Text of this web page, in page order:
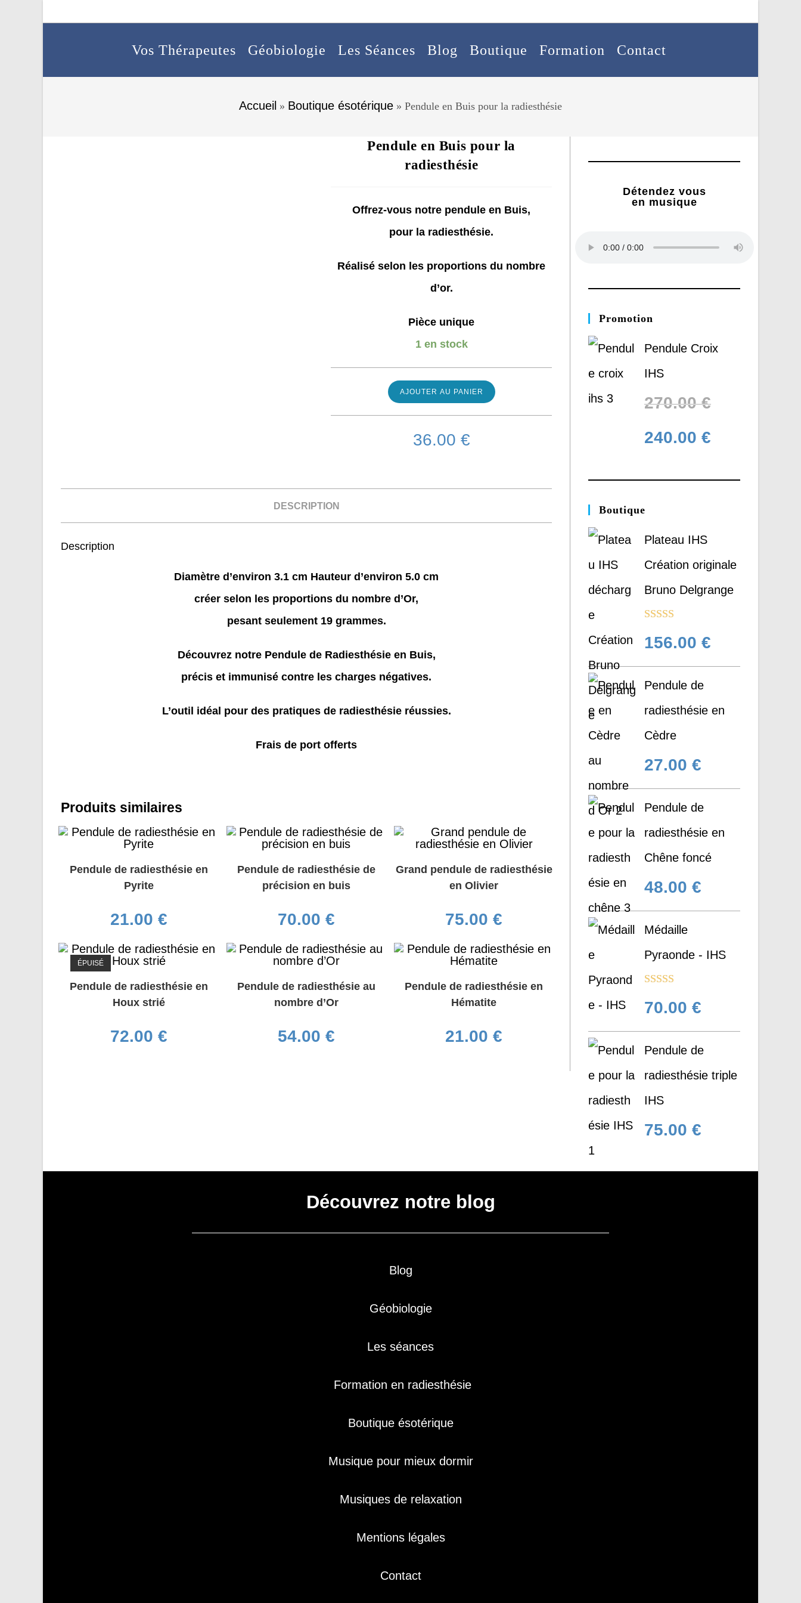
Vos Thérapeutes Géobiologie Les Séances Blog Boutique Formation Contact
Accueil » Boutique ésotérique » Pendule en Buis pour la radiesthésie
Pendule en Buis pour la
radiesthésie
Offrez-vous notre pendule en Buis,
pour la radiesthésie.
Réalisé selon les proportions du nombre
d’or.
Pièce unique
1 en stock
AJOUTER AU PANIER
36.00 €
DESCRIPTION
Description
Diamètre d’environ 3.1 cm Hauteur d’environ 5.0 cm
créer selon les proportions du nombre d’Or,
pesant seulement 19 grammes.
Découvrez notre Pendule de Radiesthésie en Buis,
précis et immunisé contre les charges négatives.
L’outil idéal pour des pratiques de radiesthésie réussies.
Frais de port offerts
Produits similaires
Pendule de radiesthésie en
Pyrite
21.00 €
Pendule de radiesthésie de
précision en buis
70.00 €
Grand pendule de radiesthésie
en Olivier
75.00€
ÉPUISÉ
Pendule de radiesthésie en
Houx strié
72.00 €
Pendule de radiesthésie au
nombre d’Or
54.00 €
Pendule de radiesthésie en
Hématite
21.00€
Détendez vous
en musique
Promotion
Pendule Croix
IHS
270.00€
240.00 €
Boutique
Plateau IHS
Création originale
Bruno Delgrange
sur 5
156.00 €
Pendule de
radiesthésie en
Cèdre
27.00 €
Pendule de
radiesthésie en
Chêne foncé
48.00 €
Médaille
Pyraonde - IHS
sur 5
70.00 €
Pendule de
radiesthésie triple
IHS
75.00 €
Découvrez notre blog
Blog
Géobiologie
Les séances
Formation en radiesthésie
Boutique ésotérique
Musique pour mieux dormir
Musiques de relaxation
Mentions légales
Contact